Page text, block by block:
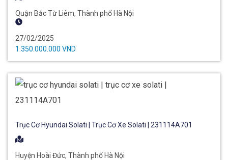
Quận Bắc Từ Liêm, Thành phố Hà Nội
27/02/2025
1.350.000.000 VND
Trục Cơ Hyundai Solati | Trục Cơ Xe Solati | 231114A701
Huyện Hoài Đức, Thành phố Hà Nội